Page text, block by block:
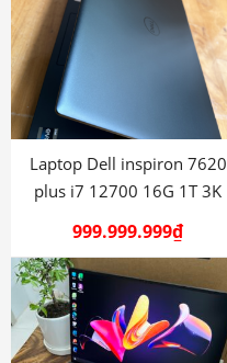
Laptop Dell inspiron 7620
plus i7 12700 16G 1T 3K
999.999.999₫